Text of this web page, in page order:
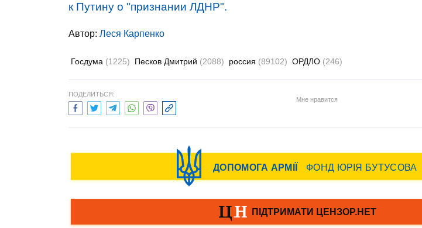
к Путину о "признании ЛДНР".
Автор: Леся Карпенко
Госдума (1225) Песков Дмитрий (2088) россия (89102) ОРДЛО (246)
ПОДЕЛИТЬСЯ:
Мне нравится